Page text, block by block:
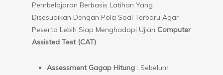
Pembelajaran Berbasis Latihan Yang
Disesuaikan Dengan Pola Soal Terbaru Agar
Peserta Lebih Siap Menghadapi Ujian Computer
Assisted Test (CAT).
Assessment Gagap Hitung : Sebelum